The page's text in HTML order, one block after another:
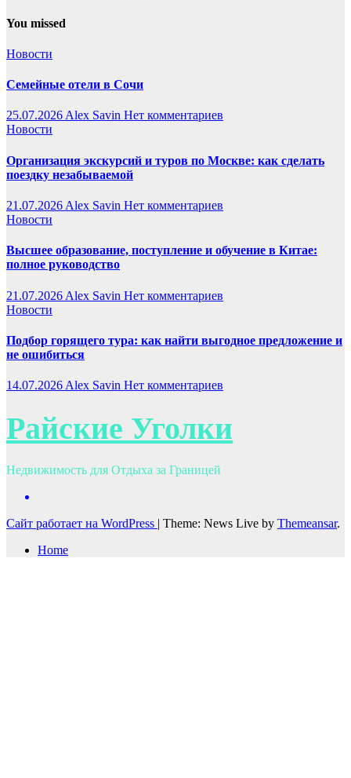
You missed
Новости
Семейные отели в Сочи
25.07.2026Alex Savin Нет комментариев
Новости
Организация экскурсий и туров по Москве: как сделать
поездку незабываемой
21.07.2026 Alex Savin Нет комментариев
Новости
Высшее образование, поступление и обучение в Китае:
полное руководство
21.07.2026 Alex Savin Нет комментариев
Новости
Подбор горящего тура: как найти выгодное предложение и
не ошибиться
14.07.2026 Alex Savin Нет комментариев
Райские Уголки
Недвижимость для Отдыха за Границей
Сайт работает на WordPress | Theme: News Live by Themeansar.
Home